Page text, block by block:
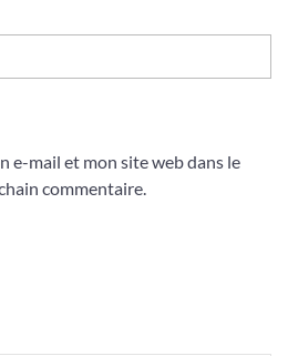
e-mail et mon site web dans le
commentaire.